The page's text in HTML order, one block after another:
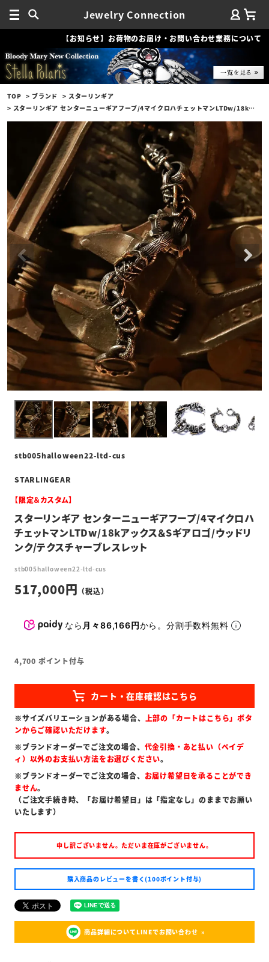
Jewelry Connection
【お知らせ】お荷物のお届け・お問い合わせ業務について
TOP ブランド
スターリンギア
スターリンギア センターニューギアフープ/4マイクロハチェットマンLTDw/18kアックス＆Sギアロゴ/ウッドリンク/テクスチャーブレスレット
stb005halloween22-ltd-cus
STARLINGEAR
【限定＆カスタム】
スターリンギア センターニューギアフープ/4マイクロハ
チェットマンLTDw/18kアックス＆Sギアロゴ/ウッドリ
ンク/テクスチャーブレスレット
stb005halloween22-ltd-cus
517,000
なら 月々86,166円から。分割手数料無料
4,700 ポイント付与
※サイズバリエーションがある場合、 上部の「カートはこちら」ボタ
ンからご確認いただけます。
※ブランドオーダーでご注文の場合、 代金引換・あと払い（ペイデ
ィ）以外のお支払い方法をお選びください。
※ブランドオーダーでご注文の場合、 お届け希望日を承ることができ
ません。
（ご注文手続き時、「お届け希望日」は「指定なし」のままでお願い
いたします）
申し訳ございません。ただいま在庫がございません。
購入商品のレビューを書く(100ポイント付与)
商品詳細についてLINEでお問い合わせ